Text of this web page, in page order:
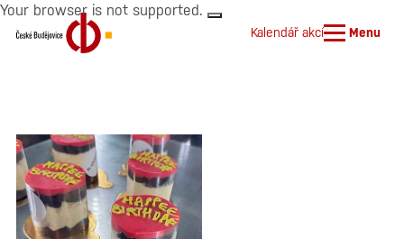
Your browser is not supported.
Kalendář akcí Menu